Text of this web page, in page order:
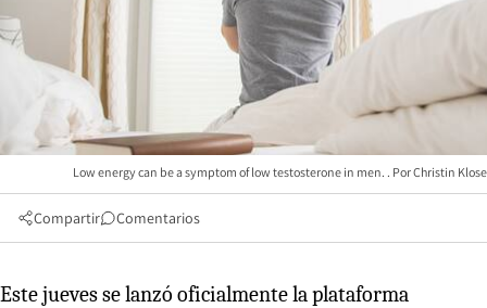
Low energy can be a symptom of low testosterone in men. Christin Klose
Compartir Comentarios
Este jueves se lanzó oficialmente la plataforma